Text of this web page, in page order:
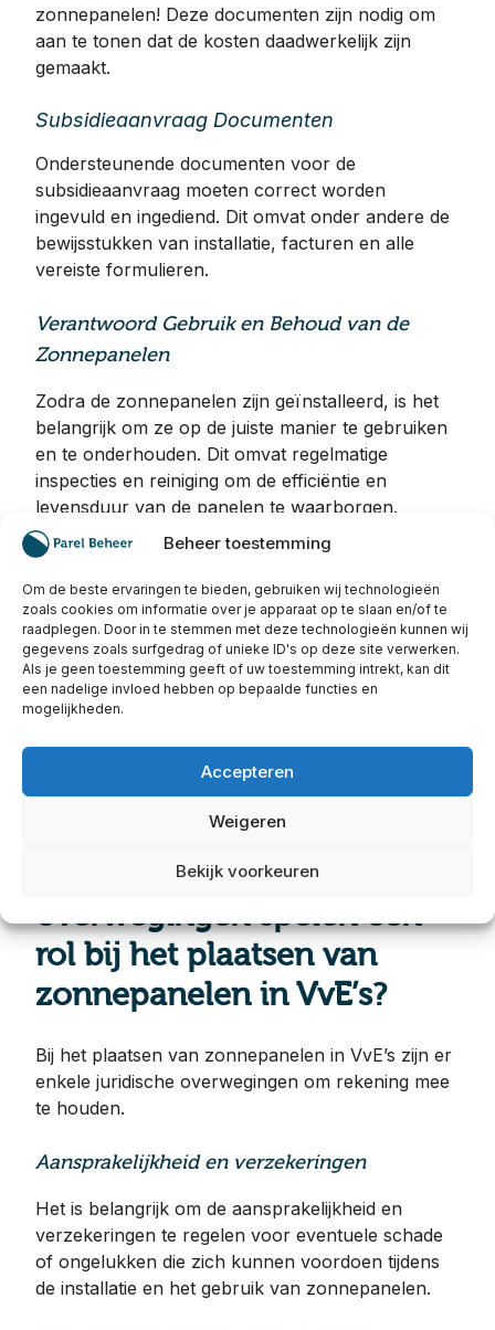
Beheer toestemming
Om de beste ervaringen te bieden, gebruiken wij technologieën
zoals cookies om informatie over je apparaat op te slaan en/of te
raadplegen. Door in te stemmen met deze technologieën kunnen wij
gegevens zoals surfgedrag of unieke ID's op deze site verwerken.
Als je geen toestemming geeft of uw toestemming intrekt, kan dit
een nadelige invloed hebben op bepaalde functies en
mogelijkheden.
Accepteren
Weigeren
Bekijk voorkeuren
zonnepanelen! Deze documenten zijn nodig om
aan te tonen dat de kosten daadwerkelijk zijn
gemaakt.
Subsidieaanvraag Documenten
Ondersteunende documenten voor de
subsidieaanvraag moeten correct worden
ingevuld en ingediend. Dit omvat onder andere de
bewijsstukken van installatie, facturen en alle
vereiste formulieren.
Verantwoord Gebruik en Behoud van de
Zonnepanelen
Zodra de zonnepanelen zijn geïnstalleerd, is het
belangrijk om ze op de juiste manier te gebruiken
en te onderhouden. Dit omvat regelmatige
inspecties en reiniging om de efficiëntie en
levensduur van de panelen te waarborgen.
Welke juridische
overwegingen spelen een
rol bij het plaatsen van
zonnepanelen in VvE’s?
Bij het plaatsen van zonnepanelen in VvE’s zijn er
enkele juridische overwegingen om rekening mee
te houden.
Aansprakelijkheid en verzekeringen
Het is belangrijk om de aansprakelijkheid en
verzekeringen te regelen voor eventuele schade
of ongelukken die zich kunnen voordoen tijdens
de installatie en het gebruik van zonnepanelen.